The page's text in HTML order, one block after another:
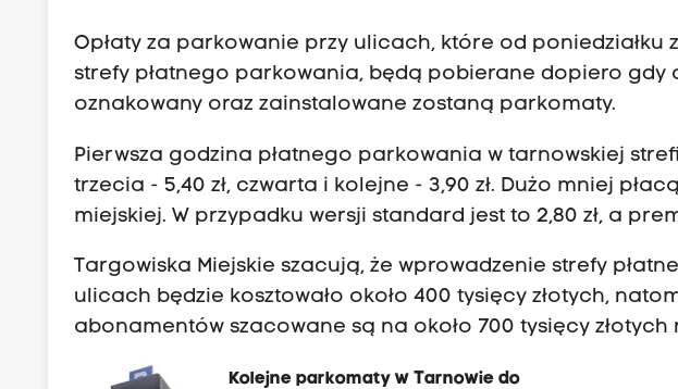
Opłaty za parkowanie przy ulicach, które od poniedziałku
strefy płatnego parkowania, będą pobierane dopiero gdy
oznakowany oraz zainstalowane zostaną parkomaty.
Pierwsza godzina płatnego parkowania w tarnowskiej
trzecia - 5,40 zł, czwarta i kolejne - 3,90 zł. Dużo mniej
miejskiej. W przypadku wersji standard jest to 2,80 zł, a
Targowiska Miejskie szacują, że wprowadzenie strefy
ulicach będzie kosztowało około 400 tysięcy złotych,
abonamentów szacowane są na około 700 tysięcy złotych
Kolejne parkomaty w Tarnowie do